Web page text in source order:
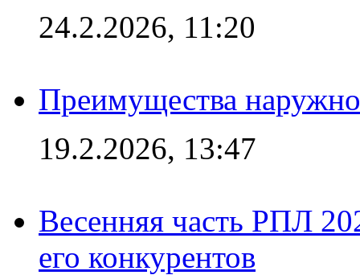
24.2.2026, 11:20
Преимущества
19.2.2026, 13:47
Весенняя часть РПЛ
его конкурентов